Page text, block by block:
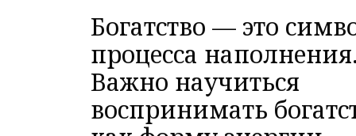
Богатство — это
процесса
Важно научиться
воспринимать